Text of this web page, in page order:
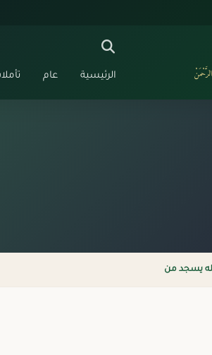
الرئيسية عام
يسجد من